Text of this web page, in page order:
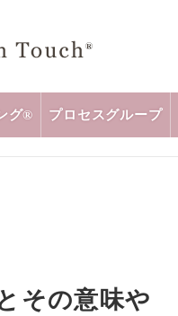
グ® プロセスグループ
その意味や